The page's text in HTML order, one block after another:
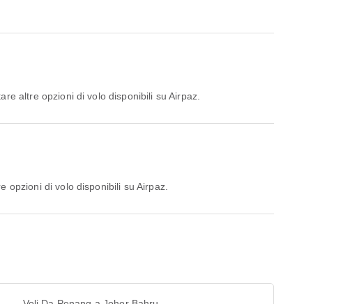
altre opzioni di volo disponibili su Airpaz.
opzioni di volo disponibili su Airpaz.